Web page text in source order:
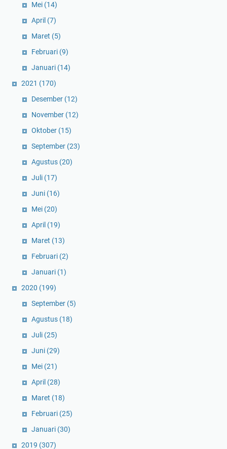
Mei (14)
April (7)
Maret (5)
Februari (9)
Januari (14)
2021 (170)
Desember (12)
November (12)
Oktober (15)
September (23)
Agustus (20)
Juli (17)
Juni (16)
Mei (20)
April (19)
Maret (13)
Februari (2)
Januari (1)
2020 (199)
September (5)
Agustus (18)
Juli (25)
Juni (29)
Mei (21)
April (28)
Maret (18)
Februari (25)
Januari (30)
2019 (307)